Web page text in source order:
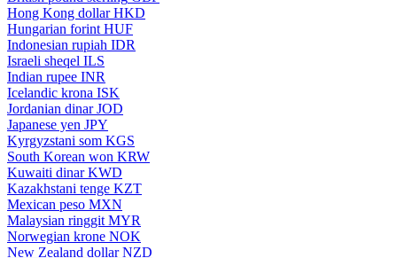
Hong Kong dollar HKD
Hungarian forint HUF
Indonesian rupiah IDR
Israeli sheqel ILS
Indian rupee INR
Icelandic krona ISK
Jordanian dinar JOD
Japanese yen JPY
Kyrgyzstani som KGS
South Korean won KRW
Kuwaiti dinar KWD
Kazakhstani tenge KZT
Mexican peso MXN
Malaysian ringgit MYR
Norwegian krone NOK
New Zealand dollar NZD